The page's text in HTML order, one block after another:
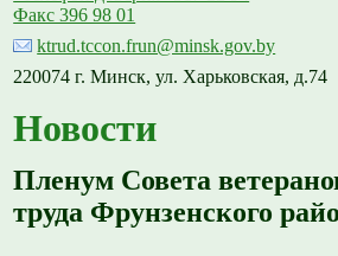
Факс 396 98 01
ktrud.tccon.frun@minsk.gov.by
220074 г. Минск, ул. Харьковская, д.74
Новости
Пленум Совета
труда Фрунзенского